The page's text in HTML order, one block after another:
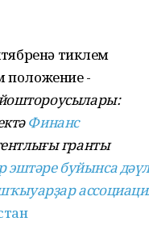
тиклем
положение -
Финанс
гранты
буйынса